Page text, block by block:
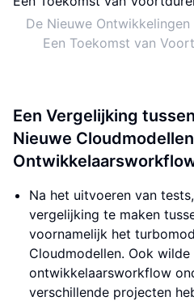
De Nieuwe
Een Toekomst van
Een Vergelijking
Nieuwe
Na het uitvoeren van
vergelijking te maken
voornamelijk het
Cloudmodellen. Ook
ontwikkelaarsworkflow
verschillende projecten